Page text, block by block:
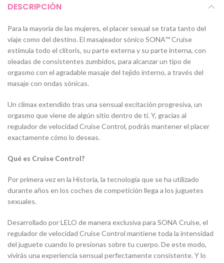
DESCRIPCIÓN
Para la mayoría de las mujeres, el placer sexual se trata tanto del
viaje como del destino. El masajeador sónico SONA™ Cruise
estimula todo el clítoris, su parte externa y su parte interna, con
oleadas de consistentes zumbidos, para alcanzar un tipo de
orgasmo con el agradable masaje del tejido interno, a través del
masaje con ondas sónicas.
Un clímax extendido tras una sensual excitación progresiva, un
orgasmo que viene de algún sitio dentro de ti. Y, gracias al
regulador de velocidad Cruise Control, podrás mantener el placer
exactamente cómo lo deseas.
Qué es Cruise Control?
Por primera vez en la Historia, la tecnología que se ha utilizado
durante años en los coches de competición llega a los juguetes
sexuales.
Desarrollado por LELO de manera exclusiva para SONA Cruise, el
regulador de velocidad Cruise Control mantiene toda la intensidad
del juguete cuando lo presionas sobre tu cuerpo. De este modo,
vivirás una experiencia sensual perfectamente consistente. Y lo